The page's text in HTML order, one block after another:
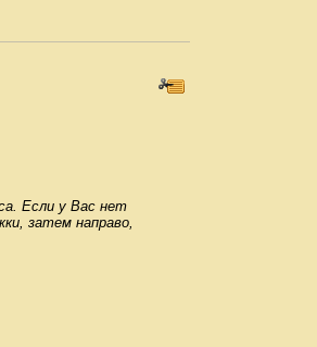
Если у Вас нет
затем направо,